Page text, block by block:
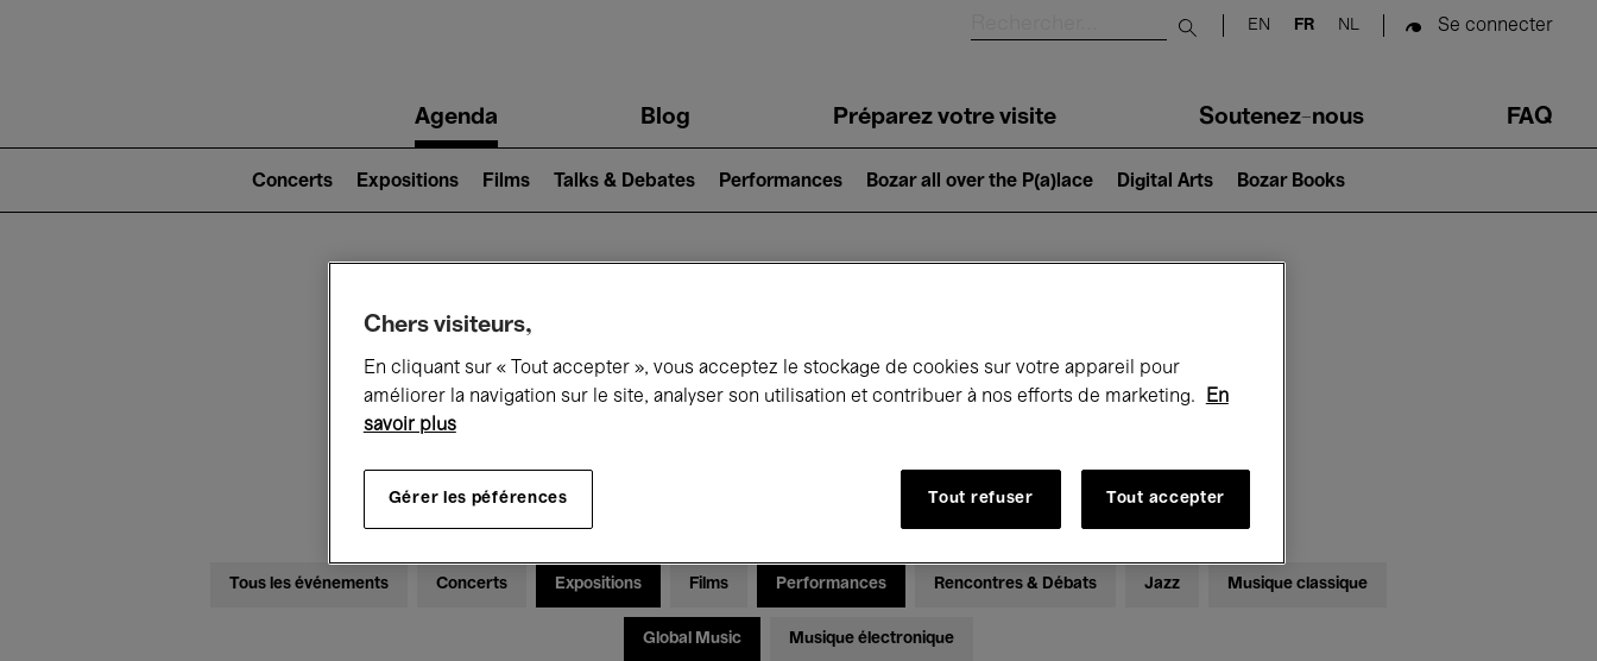
Submit search
EN FR NL Se connecter
navigationAgenda Blog Préparez votre visite Soutenez-nous FAQ
2)
Concerts Expositions Films Talks & Debates Performances Bozar all over the P(a)lace Digital Arts Bozar Books
Ce qui se passe à Bozar
Tous les événements Concerts Expositions Films Performances Rencontres & Débats Jazz Musique classique
Global Music Musique électronique
Chers visiteurs,
En cliquant sur « Tout accepter », vous acceptez le stockage de cookies sur votre appareil pour
améliorer la navigation sur le site, analyser son utilisation et contribuer à nos efforts de marketing.
En
savoir plus
Gérer les péférences Tout refuser Tout accepter